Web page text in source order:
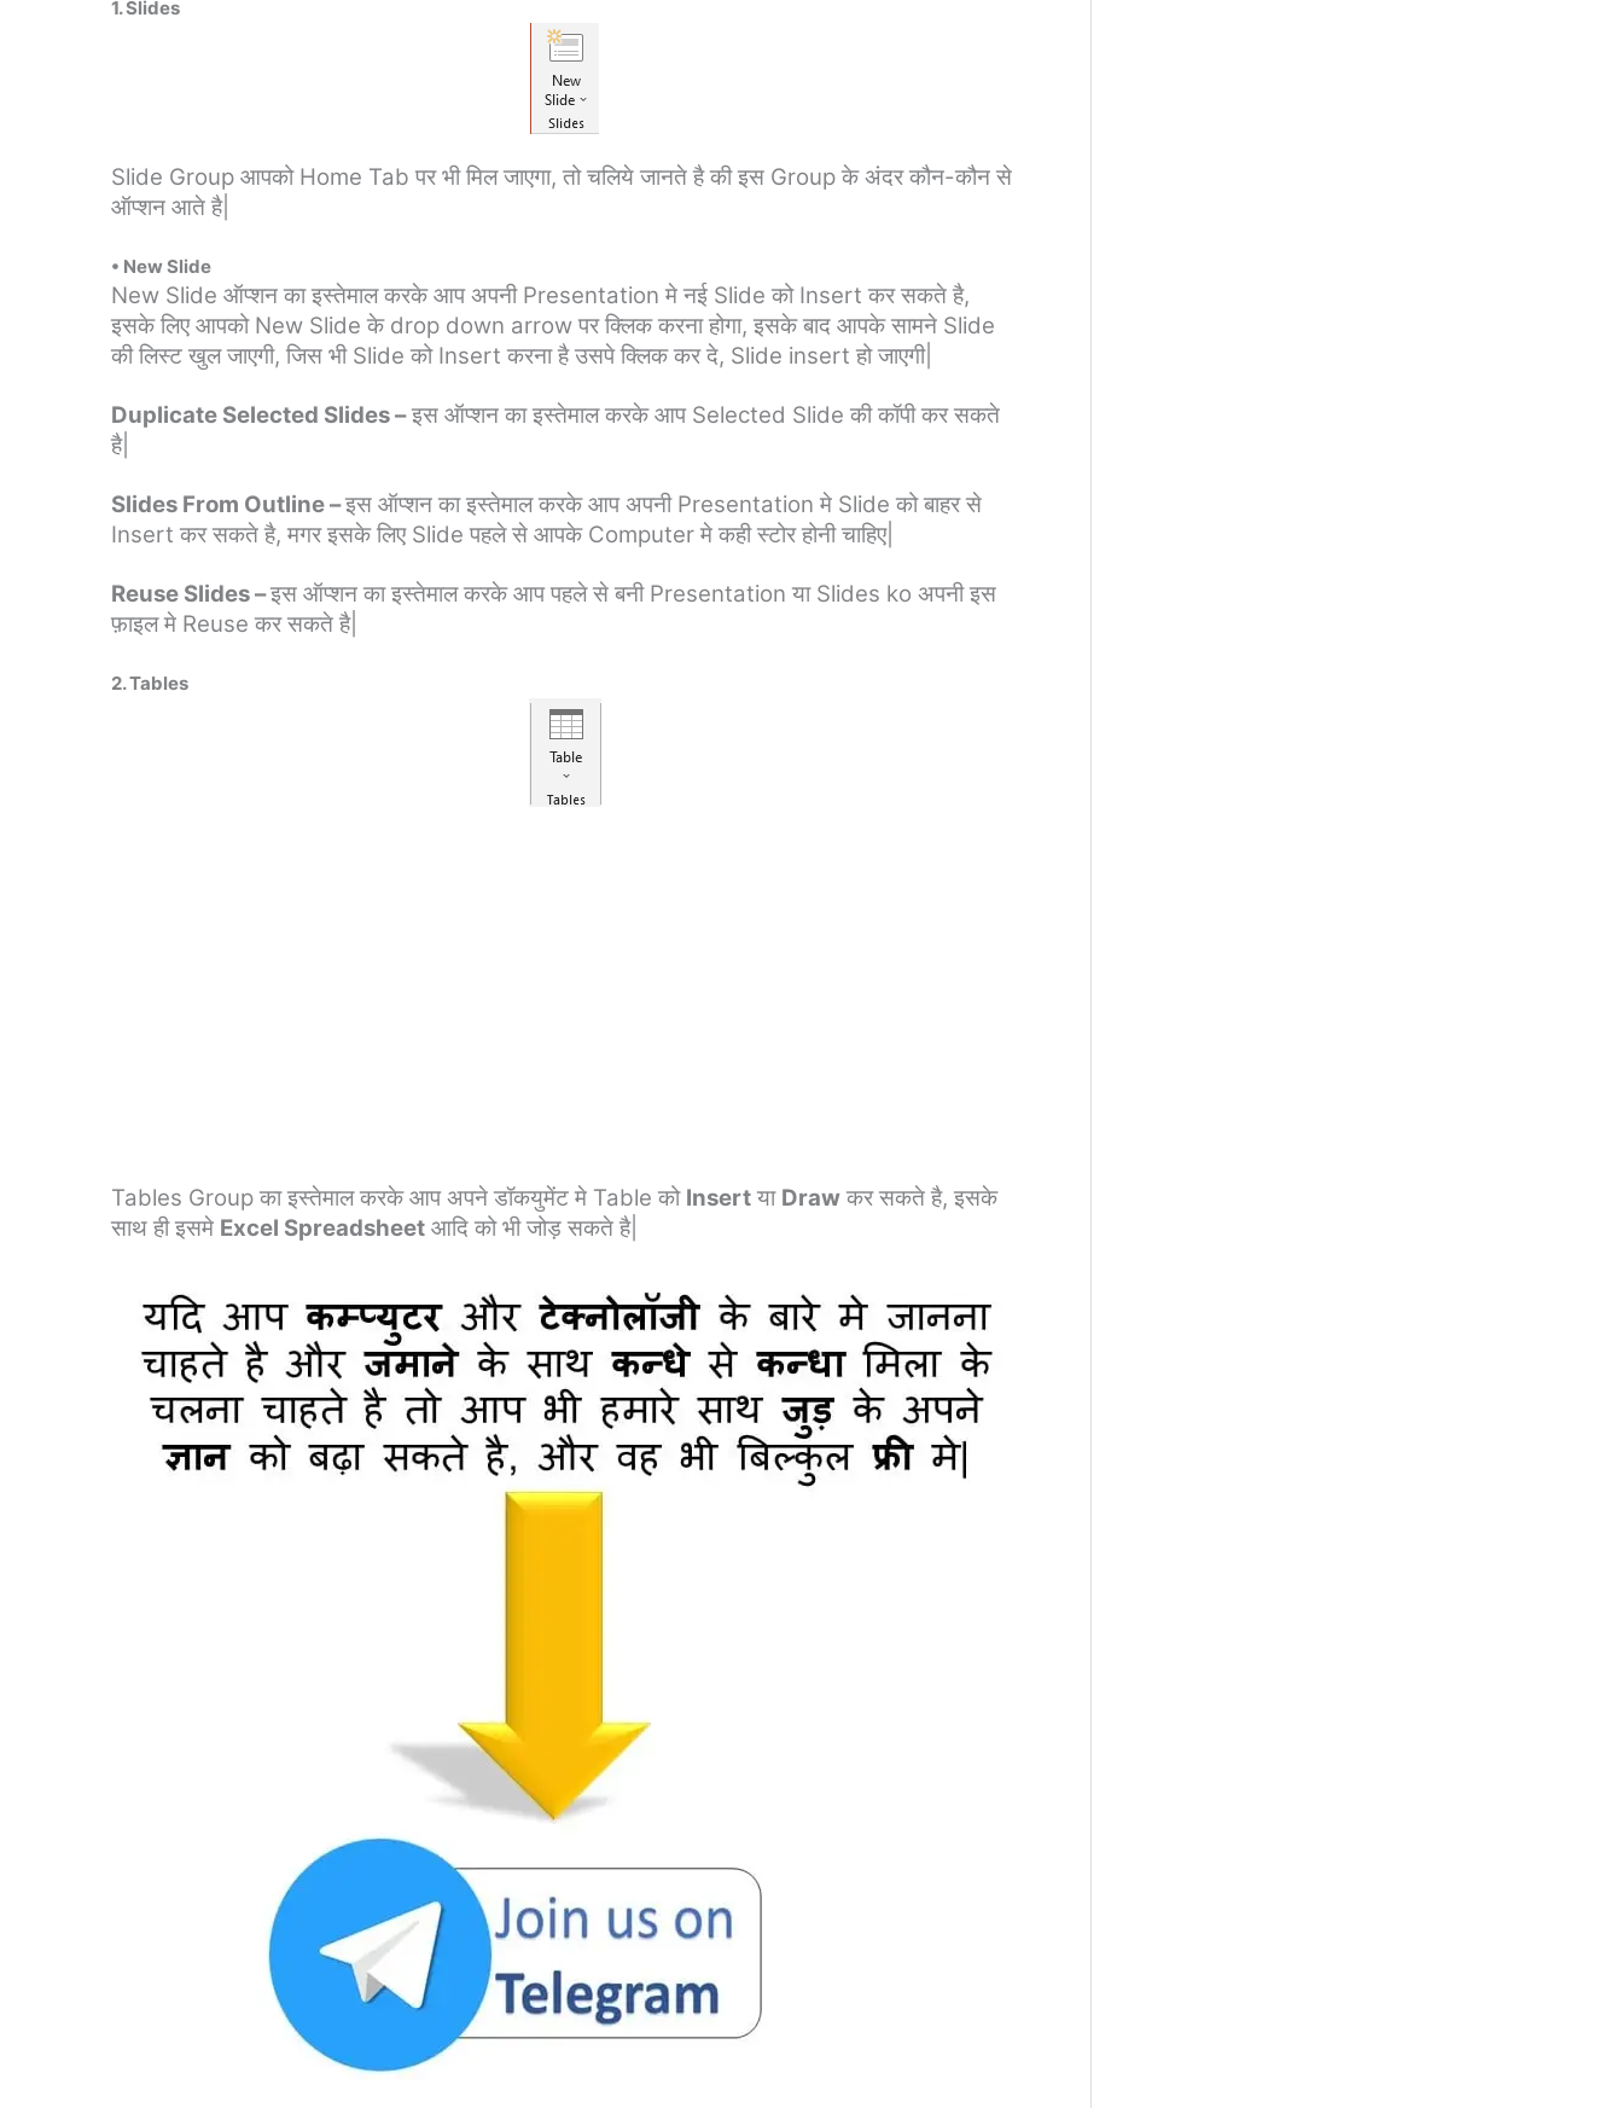
1. Slides
Slide Group आपको Home Tab पर भी मिल जाएगा, तो चलिये जानते है की इस Group के अंदर कौन-कौन से
ऑप्शन आते है|
• New Slide
New Slide ऑप्शन का इस्तेमाल करके आप अपनी Presentation मे नई Slide को Insert कर सकते है,
इसके लिए आपको New Slide के drop down arrow पर क्लिक करना होगा, इसके बाद आपके सामने Slide
की लिस्ट खुल जाएगी, जिस भी Slide को Insert करना है उसपे क्लिक कर दे, Slide insert हो जाएगी|
Duplicate Selected Slides –इस ऑप्शन का इस्तेमाल करके आप Selected Slide की कॉपी कर सकते
है|
Slides From Outline –इस ऑप्शन का इस्तेमाल करके आप अपनी Presentation मे Slide को बाहर से
Insert कर सकते है, मगर इसके लिए Slide पहले से आपके Computer मे कही स्टोर होनी चाहिए|
Reuse Slides –इस ऑप्शन का इस्तेमाल करके आप पहले से बनी Presentation या Slides ko अपनी इस
फ़ाइल मे Reuse कर सकते है|
2. Tables
Tables Group का इस्तेमाल करके आप अपने डॉकयुमेंट मे Table को Insert या Draw कर सकते है, इसके
साथ ही इसमे Excel Spreadsheet आदि को भी जोड़ सकते है|